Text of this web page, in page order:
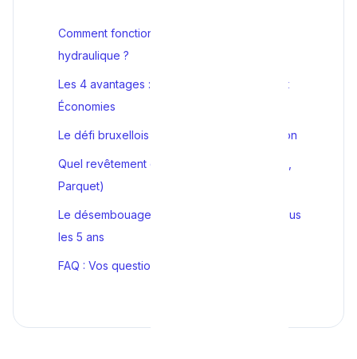
Comment fonctionne un plancher chauffant
hydraulique ?
Les 4 avantages : Confort, Espace, Santé et
Économies
Le défi bruxellois : L'installation en rénovation
Quel revêtement de sol choisir ? (Carrelage,
Parquet)
Le désembouage : L'entretien obligatoire tous
les 5 ans
FAQ : Vos questions sur le chauffage au sol